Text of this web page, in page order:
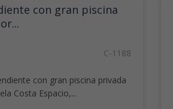
con gran piscina
C-1188
con gran piscina privada
Costa Espacio,...